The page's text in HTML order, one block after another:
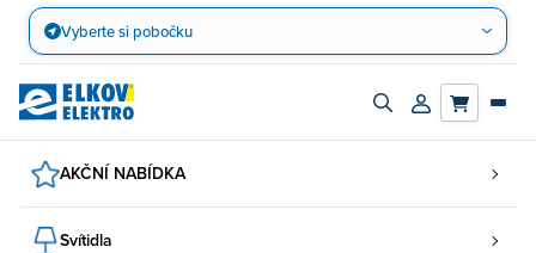
Přejít
obsah
Vyberte si pobočku
Zapnout/vypnout
Přihlásit/
AKČNÍ NABÍDKA
Svítidla